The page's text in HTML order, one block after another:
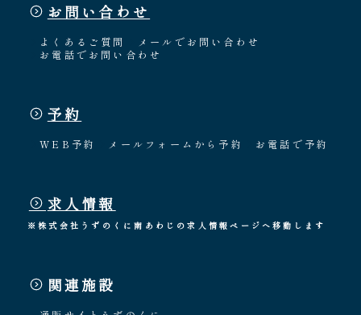
お問い合わせ
よくあるご質問
メールでお問い合わせ
お電話でお問い合わせ
予約
WEB予約 メールフォームから予約 お電話で予約
求人情報
※株式会社うずのくに南あわじの求人情報ページへ移動します
関連施設